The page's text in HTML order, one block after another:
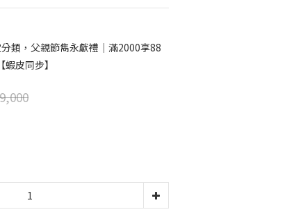
類，父親節雋永獻禮｜滿2000享88
皮同步】